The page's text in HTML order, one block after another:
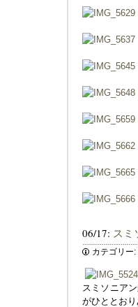
06/17: スミ
カテゴリー:
スミソニア
がひととおり